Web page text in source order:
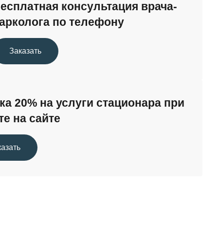
консультация врача-
по телефону
Заказать
20% на услуги стационара при
на сайте